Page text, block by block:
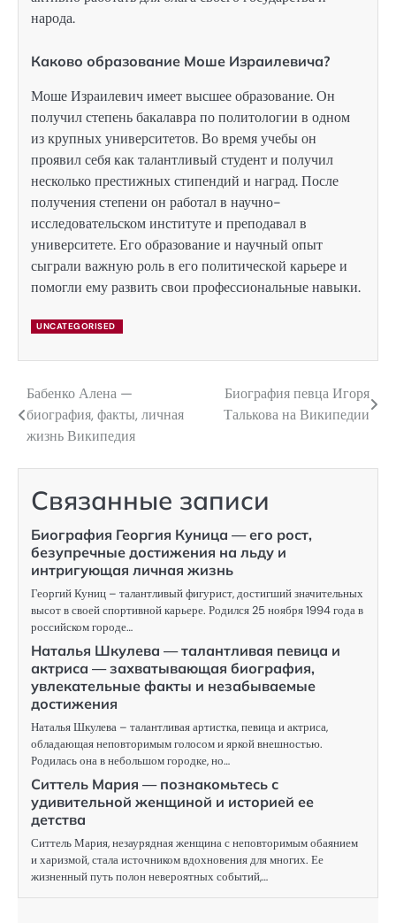
народа.
Каково образование Моше Израилевича?
Моше Израилевич имеет высшее образование. Он
получил степень бакалавра по политологии в одном
из крупных университетов. Во время учебы он
проявил себя как талантливый студент и получил
несколько престижных стипендий и наград. После
получения степени он работал в научно-
исследовательском институте и преподавал в
университете. Его образование и научный опыт
сыграли важную роль в его политической карьере и
помогли ему развить свои профессиональные навыки.
UNCATEGORISED
Навигация
по
записям
Бабенко Алена —
биография, факты, личная
жизнь Википедия
Биография певца Игоря
Талькова на Википедии
Связанные записи
Биография Георгия Куница — его рост,
безупречные достижения на льду и
интригующая личная жизнь
Георгий Куниц – талантливый фигурист, достигший значительных
высот в своей спортивной карьере. Родился 25 ноября 1994 года в
российском городе…
Наталья Шкулева — талантливая певица и
актриса — захватывающая биография,
увлекательные факты и незабываемые
достижения
Наталья Шкулева – талантливая артистка, певица и актриса,
обладающая неповторимым голосом и яркой внешностью.
Родилась она в небольшом городке, но…
Ситтель Мария — познакомьтесь с
удивительной женщиной и историей ее
детства
Ситтель Мария, незаурядная женщина с неповторимым обаянием
и харизмой, стала источником вдохновения для многих. Ее
жизненный путь полон невероятных событий,…